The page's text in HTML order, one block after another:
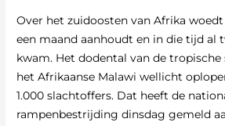
Over het zuidoosten van Afrika
een maand aanhoudt en in die tijd al
kwam. Het dodental van de
het Afrikaanse Malawi wellicht
1.000 slachtoffers. Dat heeft de
rampenbestrijding dinsdag gemeld